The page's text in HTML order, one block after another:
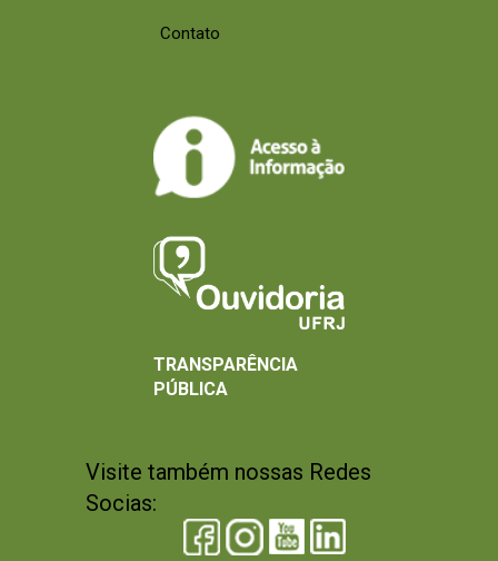
Contato
Visite também nossas Redes
Socias:
TRANSPARÊNCIA
PÚBLICA